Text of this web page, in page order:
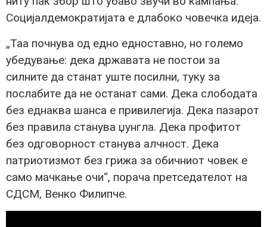
Социјалдемократијата е длабоко човечка идеја.
„Таа почнува од едно едноставно, но големо
убедување: дека државата не постои за
силните да станат уште посилни, туку за
послабите да не останат сами. Дека слободата
без еднаква шанса е привилегија. Дека пазарот
без правила станува џунгла. Дека профитот
без одговорност станува алчност. Дека
патриотизмот без грижа за обичниот човек е
само мачкање очи“, порача претседателот на
СДСМ, Венко Филипче.